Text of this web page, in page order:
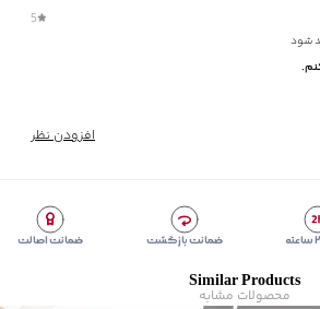
چهار فصل
5
شود
افزودن نظر
ضمانت بازگشت ضمانت اصالت
Similar Products
محصولات مشابه